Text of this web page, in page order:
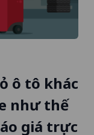
ô tô khác
như thế
giá trực